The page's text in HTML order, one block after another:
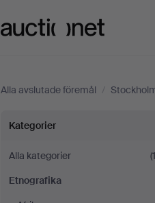
Alla avslutade föremål /
Etnografika
på
Stockholms
Kategorier
Alla kategorier
Etnografika